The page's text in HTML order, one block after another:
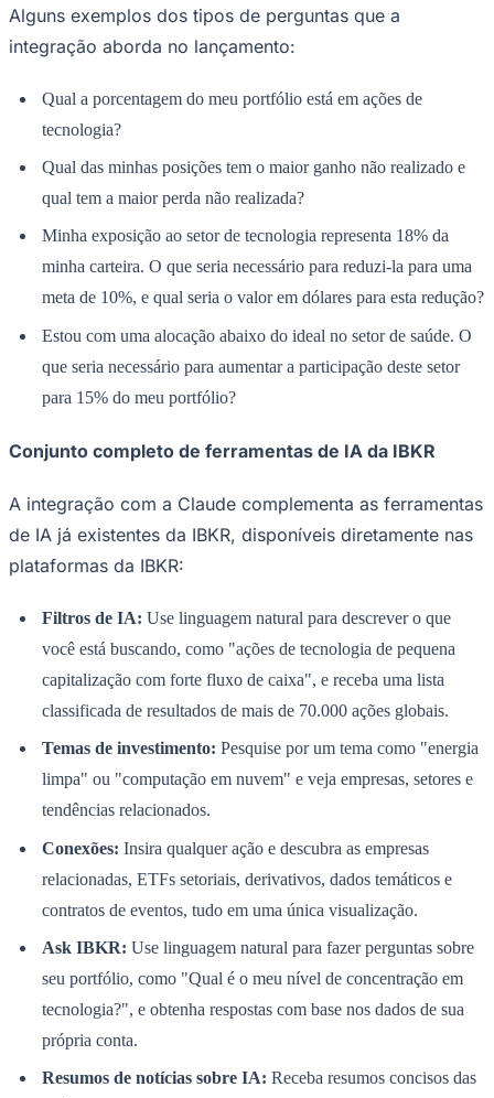
Corinthians
Palmeiras
Alguns exemplos dos tipos de perguntas que a
integração aborda no lançamento:
Qual a porcentagem do meu portfólio está em ações de
tecnologia?
Qual das minhas posições tem o maior ganho não realizado e
qual tem a maior perda não realizada?
Minha exposição ao setor de tecnologia representa 18% da
minha carteira. O que seria necessário para reduzi-la para uma
meta de 10%, e qual seria o valor em dólares para esta redução?
Estou com uma alocação abaixo do ideal no setor de saúde. O
que seria necessário para aumentar a participação deste setor
para 15% do meu portfólio?
Conjunto completo de ferramentas de IA da IBKR
A integração com a Claude complementa as ferramentas
de IA já existentes da IBKR, disponíveis diretamente nas
plataformas da IBKR:
Filtros de IA: Use linguagem natural para descrever o que
você está buscando, como "ações de tecnologia de pequena
capitalização com forte fluxo de caixa", e receba uma lista
classificada de resultados de mais de 70.000 ações globais.
Temas de investimento: Pesquise por um tema como "energia
limpa" ou "computação em nuvem" e veja empresas, setores e
tendências relacionados.
Conexões: Insira qualquer ação e descubra as empresas
relacionadas, ETFs setoriais, derivativos, dados temáticos e
contratos de eventos, tudo em uma única visualização.
Ask IBKR: Use linguagem natural para fazer perguntas sobre
seu portfólio, como "Qual é o meu nível de concentração em
tecnologia?", e obtenha respostas com base nos dados de sua
própria conta.
Resumos de notícias sobre IA: Receba resumos concisos das